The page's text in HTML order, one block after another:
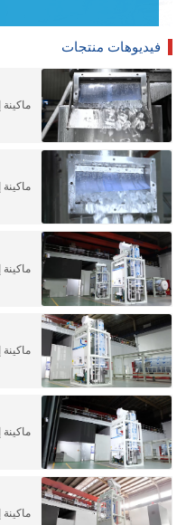
فيديوهات منتجات
ماكينة
ماكينة
ماكينة
ماكينة
ماكينة
ماكينة